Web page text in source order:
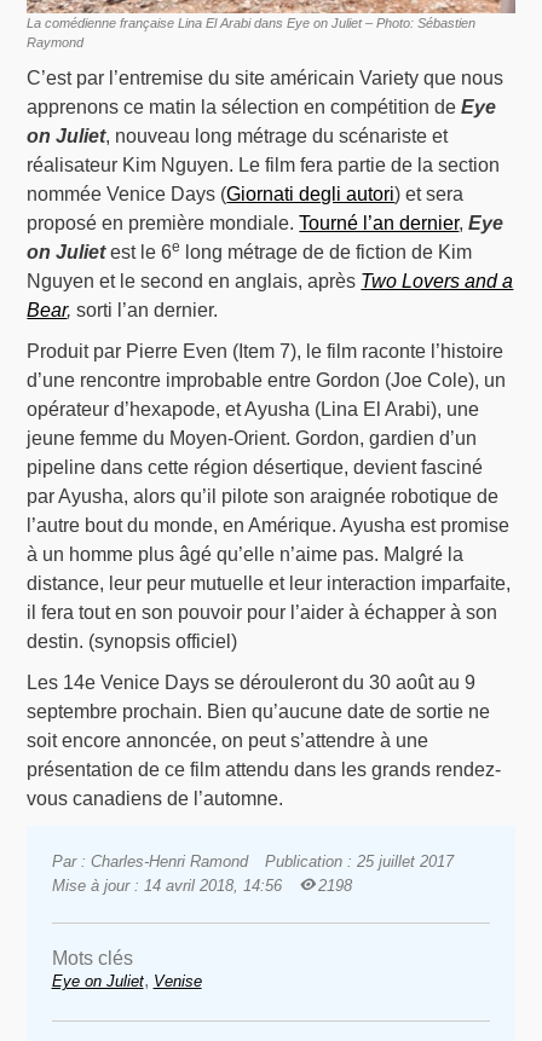
La comédienne française Lina El Arabi dans Eye on Juliet – Photo: Sébastien
Raymond
C’est par l’entremise du site américain Variety que nous
apprenons ce matin la sélection en compétition deEye
on Juliet, nouveau long métrage du scénariste et
réalisateur Kim Nguyen. Le film fera partie de la section
nommée Venice Days (Giornati degli autori) et sera
proposé en première mondiale.Tourné l’an dernier,Eye
on Julietest le 6e
long métrage de de fiction de Kim
Nguyen et le second en anglais, après Two Lovers and a
Bear, sorti l’an dernier.
Produit par Pierre Even (Item 7), le film raconte l’histoire
d’une rencontre improbable entre Gordon (Joe Cole), un
opérateur d’hexapode, et Ayusha (Lina El Arabi), une
jeune femme du Moyen-Orient. Gordon, gardien d’un
pipeline dans cette région désertique, devient fasciné
par Ayusha, alors qu’il pilote son araignée robotique de
l’autre bout du monde, en Amérique. Ayusha est promise
à un homme plus âgé qu’elle n’aime pas. Malgré la
distance, leur peur mutuelle et leur interaction imparfaite,
il fera tout en son pouvoir pour l’aider à échapper à son
destin. (synopsis officiel)
Les 14e Venice Days se dérouleront du 30 août au 9
septembre prochain. Bien qu’aucune date de sortie ne
soit encore annoncée, on peut s’attendre à une
présentation de ce film attendu dans les grands rendez-
vous canadiens de l’automne.
Par : Charles-Henri Ramond
Publication : 25 juillet 2017
Mise à jour : 14 avril 2018, 14:56
2198
Mots clés
Eye on Juliet, Venise